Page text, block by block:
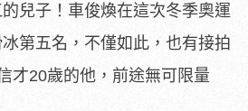
兒子！車俊煥在這次冬季奧運
第五名，不僅如此，也有接拍
才20歲的他，前途無可限量